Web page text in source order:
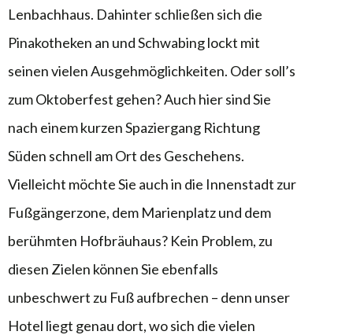
Lenbachhaus. Dahinter schließen sich die
Pinakotheken an und Schwabing lockt mit
seinen vielen Ausgehmöglichkeiten. Oder soll’s
zum Oktoberfest gehen? Auch hier sind Sie
nach einem kurzen Spaziergang Richtung
Süden schnell am Ort des Geschehens.
Vielleicht möchte Sie auch in die Innenstadt zur
Fußgängerzone, dem Marienplatz und dem
berühmten Hofbräuhaus? Kein Problem, zu
diesen Zielen können Sie ebenfalls
unbeschwert zu Fuß aufbrechen – denn unser
Hotel liegt genau dort, wo sich die vielen